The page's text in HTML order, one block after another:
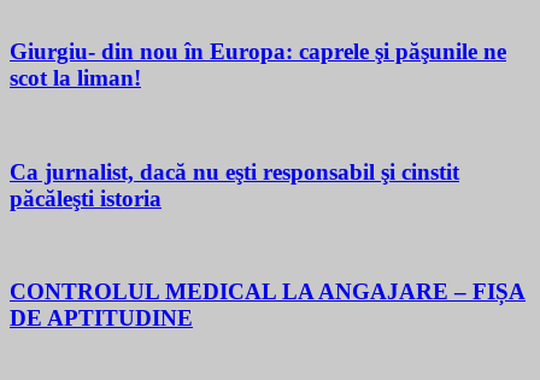
Giurgiu- din nou în Europa: caprele şi păşunile ne
scot la liman!
Ca jurnalist, dacă nu eşti responsabil şi cinstit
păcăleşti istoria
CONTROLUL MEDICAL LA ANGAJARE – FIȘA
DE APTITUDINE